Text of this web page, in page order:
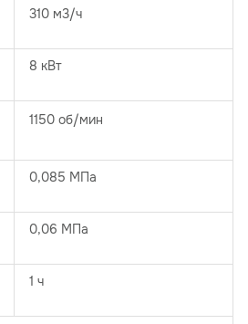
310 м3/ч
8 кВт
1150 об/мин
0,085 МПа
0,06 МПа
1 ч